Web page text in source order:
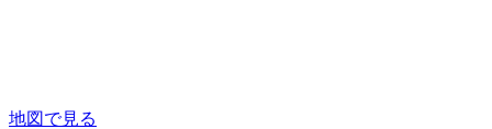
地図で見る